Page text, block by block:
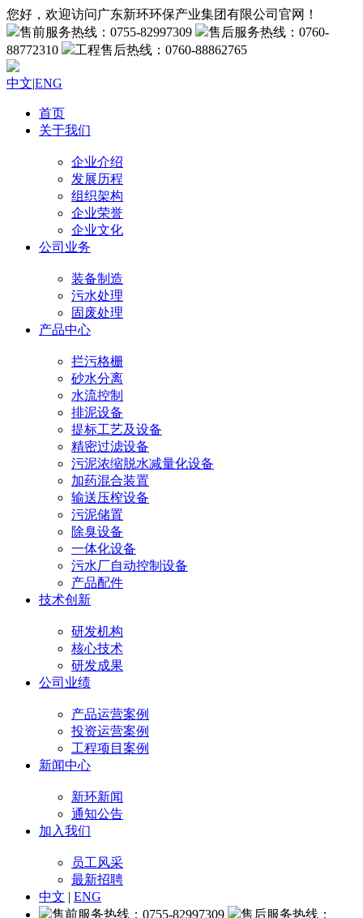
您好，欢迎访问广东新环环保产业集团有限公司官网！
售前服务热线：0755-82997309
售后服务热线：0760-
88772310
工程售后热线：0760-88862765
中文|ENG
首页
关于我们
企业介绍
发展历程
组织架构
企业荣誉
企业文化
公司业务
装备制造
污水处理
固废处理
产品中心
拦污格栅
砂水分离
水流控制
排泥设备
提标工艺及设备
精密过滤设备
污泥浓缩脱水减量化设备
加药混合装置
输送压榨设备
污泥储置
除臭设备
一体化设备
污水厂自动控制设备
产品配件
技术创新
研发机构
核心技术
研发成果
公司业绩
产品运营案例
投资运营案例
工程项目案例
新闻中心
新环新闻
通知公告
加入我们
员工风采
最新招聘
中文 | ENG
售前服务热线：0755-82997309
售后服务热线：